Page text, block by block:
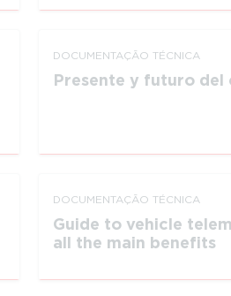
DOCUMEN­TAÇÃO TÉCNICA
Presente y futuro
DOCUMEN­TAÇÃO TÉCNICA
Guide to vehicle
all the main benefits